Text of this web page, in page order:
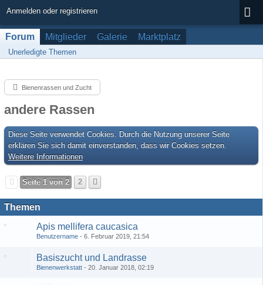
Anmelden oder registrieren
Forum Mitglieder Galerie Marktplatz
Unerledigte Themen
Bienenrassen und Zucht
andere Rassen
Diese Seite verwendet Cookies. Durch die Nutzung unserer Seite
erklären Sie sich damit einverstanden, dass wir Cookies setzen.
Weitere Informationen
Seite 1 von 2 2
Themen
Apis mellifera caucasica
Benutzername 6. Februar 2019, 21:54
Basiszucht und Landrasse
Bienenwerkstatt 20. Januar 2018, 02:19